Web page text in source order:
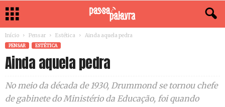
Início Pensar Estética Ainda aquela pedra
PENSAR ESTÉTICA
Ainda aquela pedra
No meio da década de 1930, Drummond se tornou chefe
de gabinete do Ministério da Educação, foi quando